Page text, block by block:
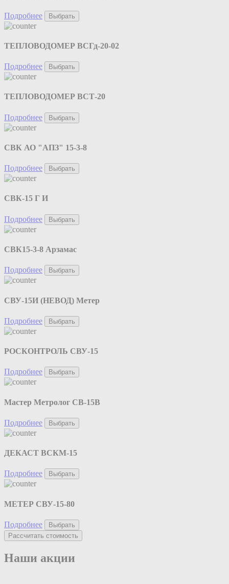
Подробнее Выбрать
ТЕПЛОВОДОМЕР ВСГд-20-02
Подробнее Выбрать
ТЕПЛОВОДОМЕР ВСТ-20
Подробнее Выбрать
СВК АО "АПЗ" 15-3-8
Подробнее Выбрать
СВК-15 Г И
Подробнее Выбрать
СВК15-3-8 Арзамас
Подробнее Выбрать
СВУ-15И (НЕВОД) Метер
Подробнее Выбрать
РОСКОНТРОЛЬ СВУ-15
Подробнее Выбрать
Мастер Метролог СВ-15В
Подробнее Выбрать
ДЕКАСТ ВСКМ-15
Подробнее Выбрать
МЕТЕР СВУ-15-80
Подробнее
Выбрать
Рассчитать стоимость
Наши акции